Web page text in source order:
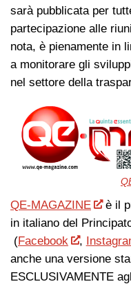
sarà pubblicata per
partecipazione alle
nota, è pienamente in
a monitorare gli
nel settore della
QE-MAGAZINE
è il
in italiano del
(Facebook ,
anche una versione
ESCLUSIVAMENTE